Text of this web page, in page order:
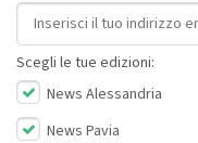
Indirizzo email
Scegli le tue edizioni:
News Alessandria
News Pavia